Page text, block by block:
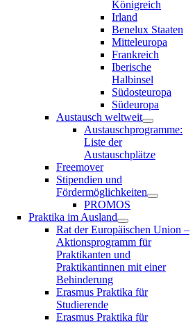
Königreich
Irland
Benelux Staaten
Mitteleuropa
Frankreich
Iberische
Halbinsel
Südosteuropa
Südeuropa
Austausch weltweit
Austauschprogramme:
Liste der
Austauschplätze
Freemover
Stipendien und
Fördermöglichkeiten
PROMOS
Praktika im Ausland
Rat der Europäischen Union –
Aktionsprogramm für
Praktikanten und
Praktikantinnen mit einer
Behinderung
Erasmus Praktika für
Studierende
Erasmus Praktika für